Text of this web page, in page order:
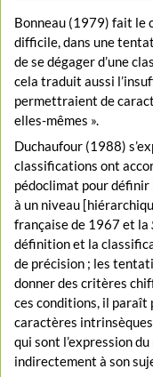
Bonneau (1979) fait le
difficile, dans une
de se dégager d’une
cela traduit aussi
permettraient de
elles-mêmes ».
Duchaufour (1988)
classifications ont
pédoclimat pour définir
à un niveau
française de 1967 et la
définition et la
de précision ; les
donner des critères
ces conditions, il paraît
caractères
qui sont l’expression
indirectement à son